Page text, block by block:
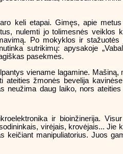
keli etapai. Gimęs, apie
nulemti jo tolimesnės veiklos
Po mokyklos ir
sutrikimų: apysakoje
pasekmes.
viename lagamine.
ateities žmonės bevelija
neužima daug laiko, nors
ir bioinžinerija.
virėjais, krovėjais... Jie
keičiant manipuliatorius. Juos